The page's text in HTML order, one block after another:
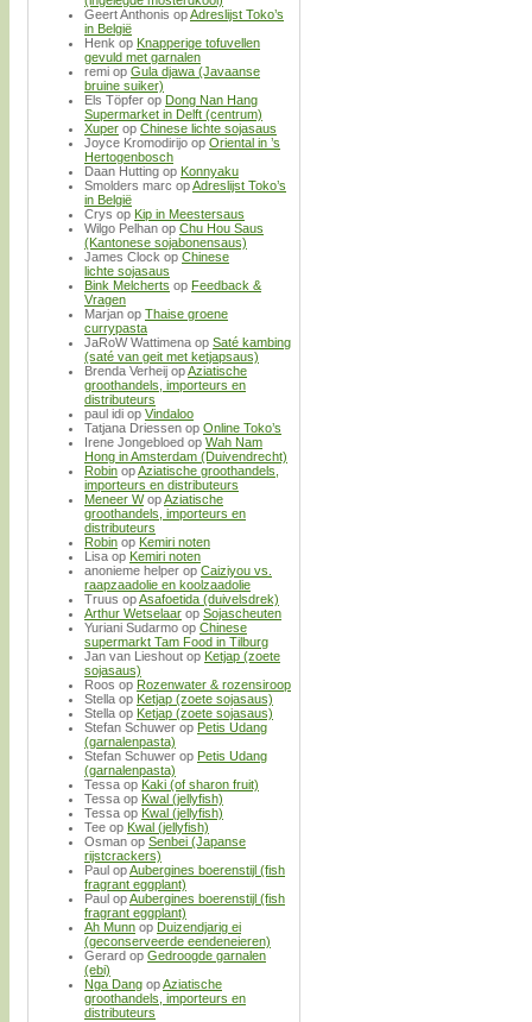
Geert Anthonis opAdreslijst Toko’s
in België
Henk op Knapperige tofuvellen
gevuld met garnalen
remi op Gula djawa (Javaanse
bruine suiker)
Els Töpfer op Dong Nan Hang
Supermarket in Delft (centrum)
Xuper op Chinese lichte sojasaus
Joyce Kromodirijo op Oriental in ’s
Hertogenbosch
Daan Hutting op Konnyaku
Smolders marc opAdreslijst Toko’s
in België
Crys op Kip in Meestersaus
Wilgo Pelhan op Chu Hou Saus
(Kantonese sojabonensaus)
James Clock op Chinese
lichte sojasaus
Bink Melcherts op Feedback &
Vragen
Marjan op Thaise groene
currypasta
JaRoW Wattimena op Saté kambing
(saté van geit met ketjapsaus)
Brenda Verheij opAziatische
groothandels, importeurs en
distributeurs
paul idi op Vindaloo
Tatjana Driessen op Online Toko’s
Irene Jongebloed op Wah Nam
Hong in Amsterdam (Duivendrecht)
Robin opAziatische groothandels,
importeurs en distributeurs
Meneer WopAziatische
groothandels, importeurs en
distributeurs
Robin op Kemiri noten
Lisa op Kemiri noten
anonieme helper op Caiziyou vs.
raapzaadolie en koolzaadolie
Truus opAsafoetida (duivelsdrek)
Arthur Wetselaar op Sojascheuten
Yuriani Sudarmo op Chinese
supermarkt Tam Food in Tilburg
Jan van Lieshout op Ketjap (zoete
sojasaus)
Roos op Rozenwater & rozensiroop
Stella op Ketjap (zoete sojasaus)
Stella op Ketjap (zoete sojasaus)
Stefan Schuwer op Petis Udang
(garnalenpasta)
Stefan Schuwer op Petis Udang
(garnalenpasta)
Tessa op Kaki (of sharon fruit)
Tessa op Kwal (jellyfish)
Tessa op Kwal (jellyfish)
Tee op Kwal (jellyfish)
Osman op Senbei (Japanse
rijstcrackers)
Paul opAubergines boerenstijl (fish
fragrant eggplant)
Paul opAubergines boerenstijl (fish
fragrant eggplant)
Ah Munn op Duizendjarig ei
(geconserveerde eendeneieren)
Gerard op Gedroogde garnalen
(ebi)
Nga Dang opAziatische
groothandels, importeurs en
distributeurs